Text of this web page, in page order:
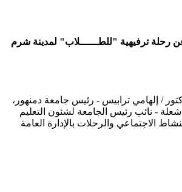
رحلة ترفيهية "للطــــــلاب" لمدينة شرم
/ إلهامي ترابيس - رئيس جامعة دمنهور،
شعلة - نائب رئيس الجامعة لشئون التعليم
الاجتماعي والرحلات بالإدارة العامة